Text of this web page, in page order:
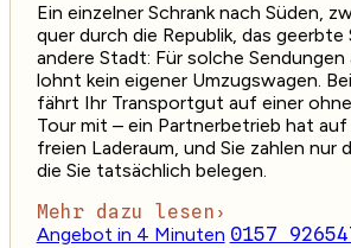
Ein einzelner Schrank nach Süden,
quer durch die Republik, das geerbte
andere Stadt: Für solche Sendungen
lohnt kein eigener Umzugswagen.
fährt Ihr Transportgut auf einer
Tour mit – ein Partnerbetrieb hat
freien Laderaum, und Sie zahlen nur
die Sie tatsächlich belegen.
Mehr dazu lesen ›
Angebot in 4 Minuten 0157